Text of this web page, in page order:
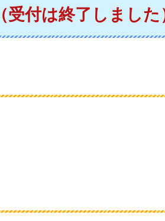
（受付は終了しました